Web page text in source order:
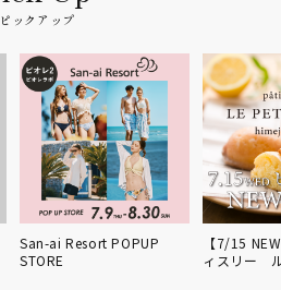
ピックアップ
San-ai Resort POPUP
STORE
【7/15
ィスリー